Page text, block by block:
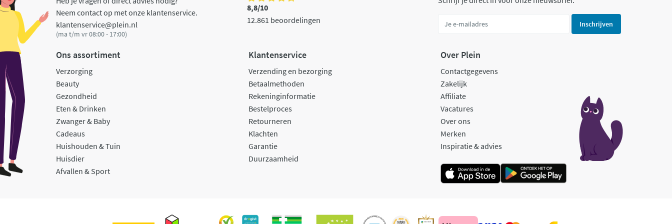
Neem contact op met onze klantenservice.
klantenservice@plein.nl
(ma t/m vr 08:00 - 17:00)
8,8/10
12.861 beoordelingen
Inschrijven
Ons assortiment
Verzorging
Beauty
Gezondheid
Eten & Drinken
Zwanger & Baby
Cadeaus
Huishouden & Tuin
Huisdier
Afvallen & Sport
Klantenservice
Verzending en bezorging
Betaalmethoden
Rekeninginformatie
Bestelproces
Retourneren
Klachten
Garantie
Duurzaamheid
Over Plein
Contactgegevens
Zakelijk
Affiliate
Vacatures
Over ons
Merken
Inspiratie & advies